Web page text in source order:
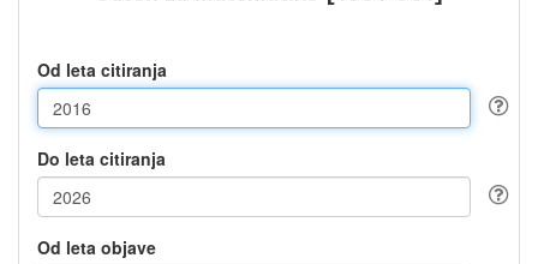
Od leta citiranja
Do leta citiranja
Od leta objave